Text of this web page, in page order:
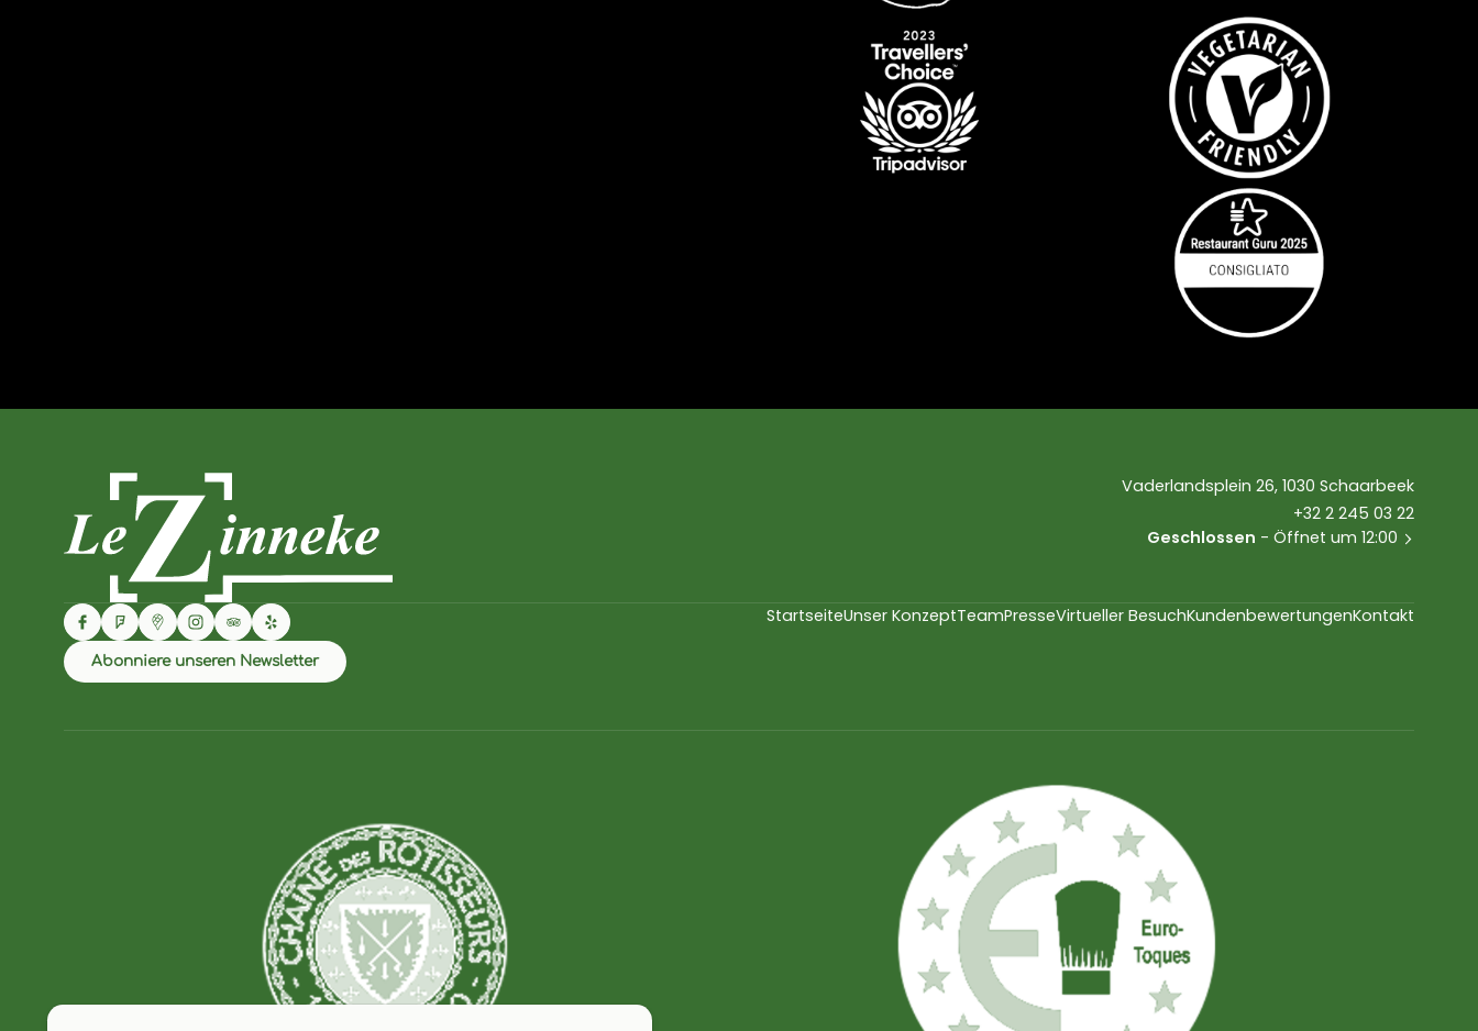
Vaderlandsplein 26, 1030 Schaarbeek
+32 2 245 03 22
Geschlossen - Öffnet um 12:00
StartseiteUnser KonzeptTeamPresseVirtueller BesuchKundenbewertungenKontakt
Abonniere unseren Newsletter